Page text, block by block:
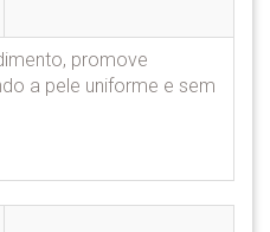
promove
a pele uniforme e sem